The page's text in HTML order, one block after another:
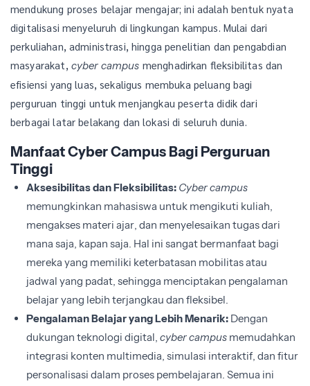
mendukung proses belajar mengajar; ini adalah bentuk nyata
digitalisasi menyeluruh di lingkungan kampus. Mulai dari
perkuliahan, administrasi, hingga penelitian dan pengabdian
masyarakat, cyber campus menghadirkan fleksibilitas dan
efisiensi yang luas, sekaligus membuka peluang bagi
perguruan tinggi untuk menjangkau peserta didik dari
berbagai latar belakang dan lokasi di seluruh dunia.
Manfaat Cyber Campus Bagi Perguruan
Tinggi
Aksesibilitas dan Fleksibilitas: Cyber campus
memungkinkan mahasiswa untuk mengikuti kuliah,
mengakses materi ajar, dan menyelesaikan tugas dari
mana saja, kapan saja. Hal ini sangat bermanfaat bagi
mereka yang memiliki keterbatasan mobilitas atau
jadwal yang padat, sehingga menciptakan pengalaman
belajar yang lebih terjangkau dan fleksibel.
Pengalaman Belajar yang Lebih Menarik:Dengan
dukungan teknologi digital, cyber campusmemudahkan
integrasi konten multimedia, simulasi interaktif, dan fitur
personalisasi dalam proses pembelajaran. Semua ini